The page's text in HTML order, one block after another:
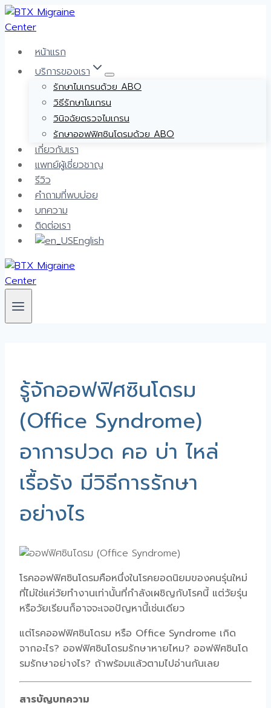
Skip
to
หน้าแรก
บริการของเรา
รักษาไมเกรนด้วย ABO
วิธีรักษาไมเกรน
วินิจฉัยตรวจไมเกรน
รักษาออฟฟิศซินโดรมด้วย ABO
เกี่ยวกับเรา
แพทย์ผู้เชี่ยวชาญ
รีวิว
คำถามที่พบบ่อย
บทความ
ติดต่อเรา
English
รู้จักออฟฟิศซินโดรม
(Office Syndrome)
อาการปวด คอ บ่า ไหล่
เรื้อรัง มีวิธีการรักษา
อย่างไร
โรคออฟฟิศซินโดรมคือหนึ่งในโรคยอดนิยมของคนรุ่นใหม่
ที่ไม่ใช่แค่วัยทำงานเท่านั้นที่กำลังเผชิญกับโรคนี้ แต่วัยรุ่น
หรือวัยเรียนก็อาจจะเจอปัญหานี้เช่นเดียว
แต่โรคออฟฟิศซินโดรม หรือ Office Syndrome เกิด
จากอะไร? ออฟฟิศซินโดรมรักษาหายไหม? ออฟฟิศซินโด
รมรักษาอย่างไร? ถ้าพร้อมแล้วตามไปอ่านกันเลย
สารบัญบทความ